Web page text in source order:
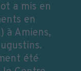
a mis en
en
à Amiens,
été